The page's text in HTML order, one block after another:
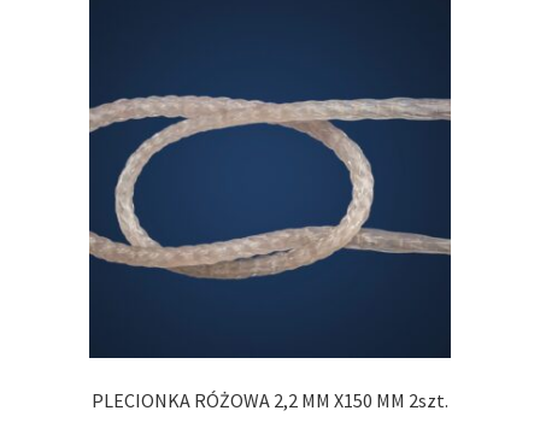
PLECIONKA RÓŻOWA 2,2 MM X150 MM 2szt.